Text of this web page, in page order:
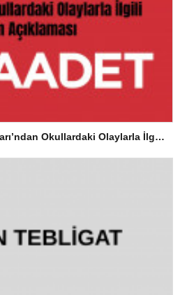
Saadet Partisi Kadın Kolları’ndan Okullardaki Olaylarla İlgili Basın Açıklaması